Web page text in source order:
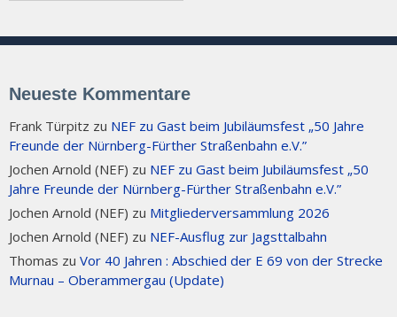
Neueste Kommentare
Frank Türpitz zu NEF zu Gast beim Jubiläumsfest „50 Jahre
Freunde der Nürnberg-Fürther Straßenbahn e.V.”
Jochen Arnold (NEF) zu NEF zu Gast beim Jubiläumsfest „50
Jahre Freunde der Nürnberg-Fürther Straßenbahn e.V.”
Jochen Arnold (NEF) zu Mitgliederversammlung 2026
Jochen Arnold (NEF) zu NEF-Ausflug zur Jagsttalbahn
Thomas zu Vor 40 Jahren : Abschied der E 69 von der Strecke
Murnau – Oberammergau (Update)